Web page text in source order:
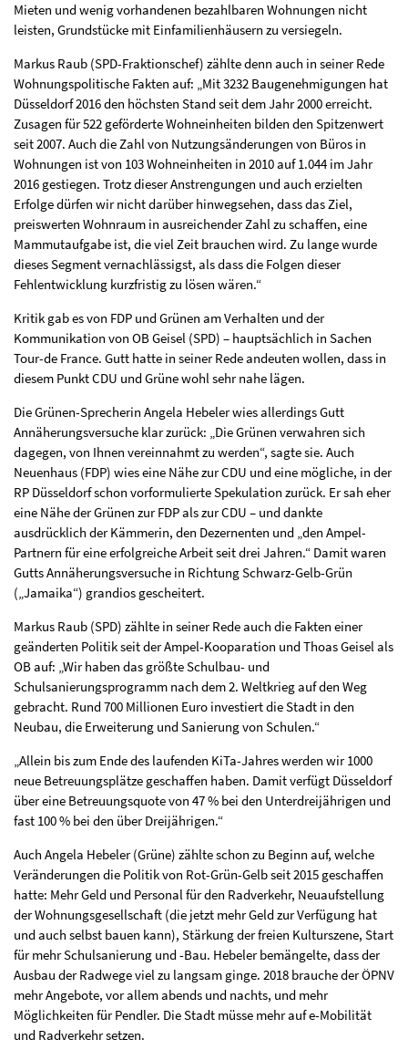
Mieten und wenig vorhandenen bezahlbaren Wohnungen nicht
leisten, Grundstücke mit Einfamilienhäusern zu versiegeln.
Markus Raub (SPD-Fraktionschef) zählte denn auch in seiner Rede
Wohnungspolitische Fakten auf: „Mit 3232 Baugenehmigungen hat
Düsseldorf 2016 den höchsten Stand seit dem Jahr 2000 erreicht.
Zusagen für 522 geförderte Wohneinheiten bilden den Spitzenwert
seit 2007. Auch die Zahl von Nutzungsänderungen von Büros in
Wohnungen ist von 103 Wohneinheiten in 2010 auf 1.044 im Jahr
2016 gestiegen. Trotz dieser Anstrengungen und auch erzielten
Erfolge dürfen wir nicht darüber hinwegsehen, dass das Ziel,
preiswerten Wohnraum in ausreichender Zahl zu schaffen, eine
Mammutaufgabe ist, die viel Zeit brauchen wird. Zu lange wurde
dieses Segment vernachlässigst, als dass die Folgen dieser
Fehlentwicklung kurzfristig zu lösen wären.“
Kritik gab es von FDP und Grünen am Verhalten und der
Kommunikation von OB Geisel (SPD) – hauptsächlich in Sachen
Tour-de France. Gutt hatte in seiner Rede andeuten wollen, dass in
diesem Punkt CDU und Grüne wohl sehr nahe lägen.
Die Grünen-Sprecherin Angela Hebeler wies allerdings Gutt
Annäherungsversuche klar zurück: „Die Grünen verwahren sich
dagegen, von Ihnen vereinnahmt zu werden“, sagte sie. Auch
Neuenhaus (FDP) wies eine Nähe zur CDU und eine mögliche, in der
RP Düsseldorf schon vorformulierte Spekulation zurück. Er sah eher
eine Nähe der Grünen zur FDP als zur CDU – und dankte
ausdrücklich der Kämmerin, den Dezernenten und „den Ampel-
Partnern für eine erfolgreiche Arbeit seit drei Jahren.“ Damit waren
Gutts Annäherungsversuche in Richtung Schwarz-Gelb-Grün
(„Jamaika“) grandios gescheitert.
Markus Raub (SPD) zählte in seiner Rede auch die Fakten einer
geänderten Politik seit der Ampel-Kooparation und Thoas Geisel als
OB auf: „Wir haben das größte Schulbau- und
Schulsanierungsprogramm nach dem 2. Weltkrieg auf den Weg
gebracht. Rund 700 Millionen Euro investiert die Stadt in den
Neubau, die Erweiterung und Sanierung von Schulen.“
„Allein bis zum Ende des laufenden KiTa-Jahres werden wir 1000
neue Betreuungsplätze geschaffen haben. Damit verfügt Düsseldorf
über eine Betreuungsquote von 47 % bei den Unterdreijährigen und
fast 100 % bei den über Dreijährigen.“
Auch Angela Hebeler (Grüne) zählte schon zu Beginn auf, welche
Veränderungen die Politik von Rot-Grün-Gelb seit 2015 geschaffen
hatte: Mehr Geld und Personal für den Radverkehr, Neuaufstellung
der Wohnungsgesellschaft (die jetzt mehr Geld zur Verfügung hat
und auch selbst bauen kann), Stärkung der freien Kulturszene, Start
für mehr Schulsanierung und -Bau. Hebeler bemängelte, dass der
Ausbau der Radwege viel zu langsam ginge. 2018 brauche der ÖPNV
mehr Angebote, vor allem abends und nachts, und mehr
Möglichkeiten für Pendler. Die Stadt müsse mehr auf e-Mobilität
und Radverkehr setzen.